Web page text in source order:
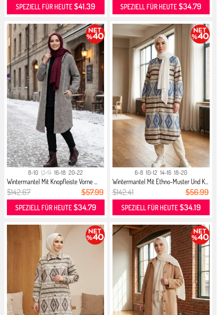
SPEZIELL FÜR HEUTE$41.39 SPEZIELL FÜR HEUTE$34.79
8-10 12-14 16-18 20-22
Wintermantel Mit Knopfleiste Vorne ...
$142.67 $57.99
SPEZIELL FÜR HEUTE$34.79
6-8 10-12 14-16 18-20
Wintermantel Mit Ethno-Muster Und K...
$142.41 $56.99
SPEZIELL FÜR HEUTE$34.19